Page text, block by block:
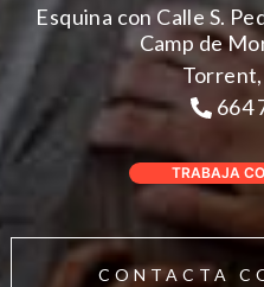
Esquina con Calle S.
Camp de
664
TRABAJA
CONTACTA